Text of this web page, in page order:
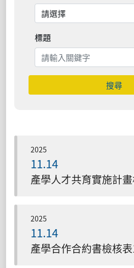
標題
搜尋
2025
11.14
產學人才共育實施計
2025
11.14
產學合作合約書檢核